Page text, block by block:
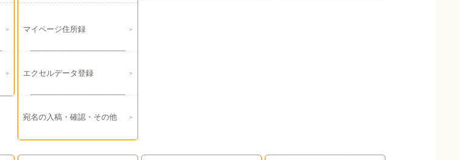
マイページ住所録
エクセルデータ登録
宛名の入稿・確認・その他